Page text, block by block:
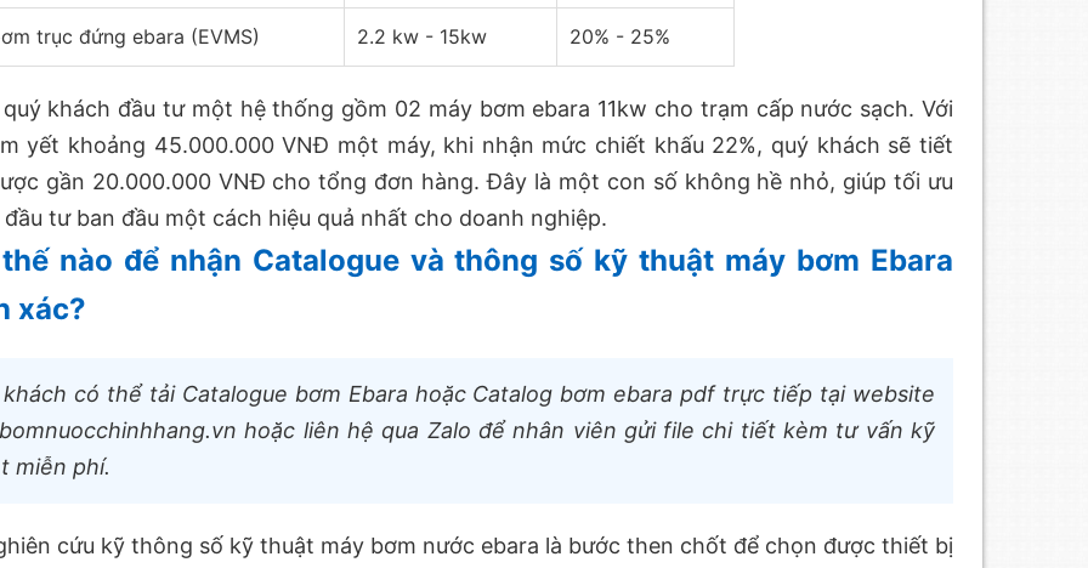
trục đứng ebara (EVMS) 2.2 kw - 15kw 20% - 25%
khách đầu tư một hệ thống gồm 02 máy bơm ebara 11kw cho trạm cấp nước sạch. Với
yết khoảng 45.000.000 VNĐ một máy, khi nhận mức chiết khấu 22%, quý khách sẽ tiết
gần 20.000.000 VNĐ cho tổng đơn hàng. Đây là một con số không hề nhỏ, giúp tối ưu
tư ban đầu một cách hiệu quả nhất cho doanh nghiệp.
nào để nhận Catalogue và thông số kỹ thuật máy bơm Ebara
xác?
khách có thể tải Catalogue bơm Ebara hoặc Catalog bơm ebara pdf trực tiếp tại website
hoặc liên hệ qua Zalo để nhân viên gửi file chi tiết kèm tư vấn kỹ
miễn phí.
cứu kỹ thông số kỹ thuật máy bơm nước ebara là bước then chốt để chọn được thiết bị